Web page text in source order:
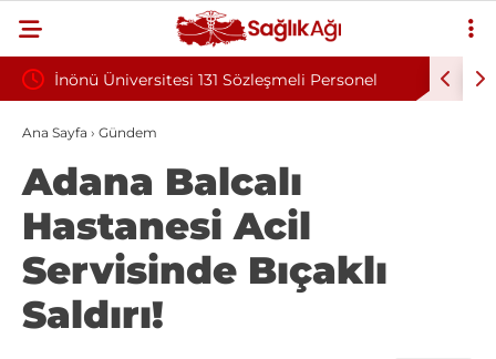
İnönü Üniversitesi 131 Sözleşmeli Personel
Alımı İlanı
Bilkent
Ana Sayfa › Gündem
Adana Balcalı
Hastanesi Acil
Servisinde Bıçaklı
Saldırı!